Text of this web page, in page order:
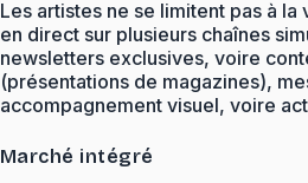
Les artistes ne se limitent pas à
en direct sur plusieurs chaînes
newsletters exclusives, voire
(présentations de magazines),
accompagnement visuel, voire
Marché intégré